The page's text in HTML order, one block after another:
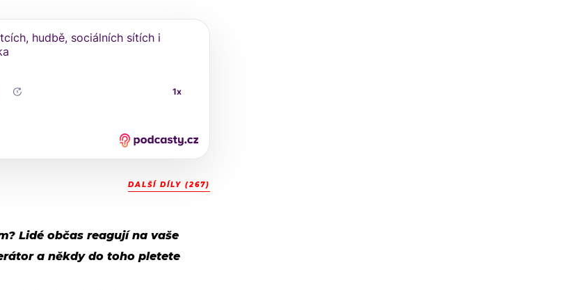
DALŠÍ DÍLY (267)
Lidé občas reagují na vaše
a někdy do toho pletete